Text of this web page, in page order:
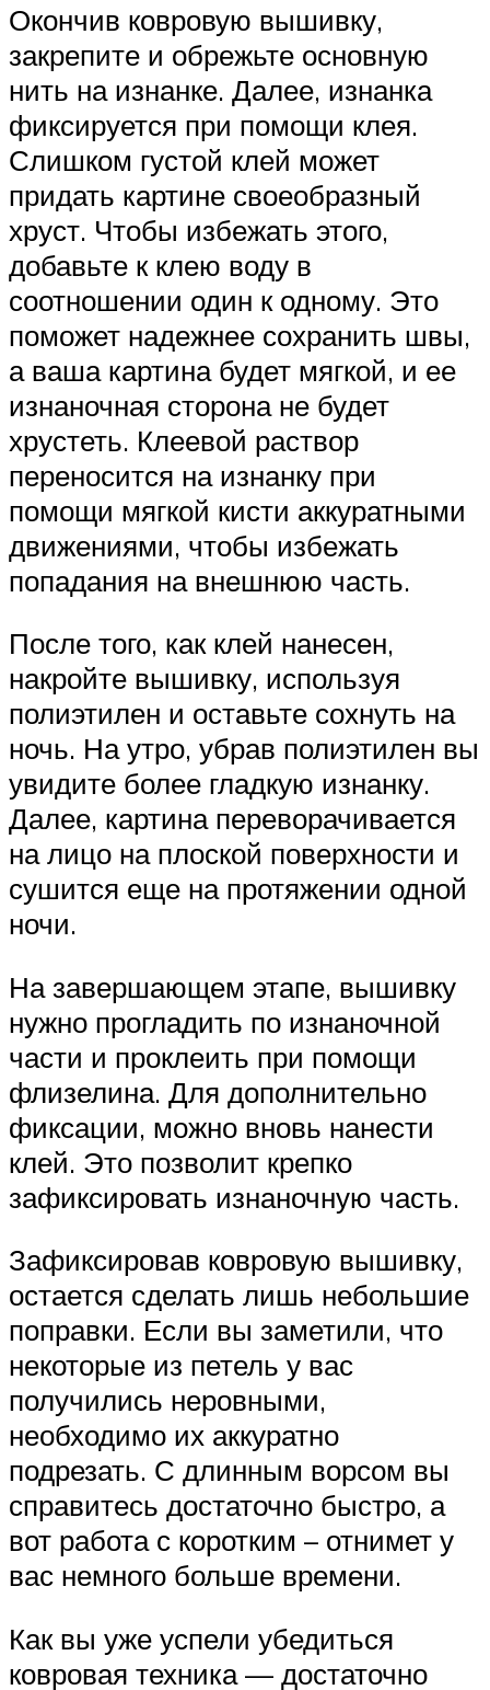
Окончив ковровую вышивку,
закрепите и обрежьте основную
нить на изнанке. Далее, изнанка
фиксируется при помощи клея.
Слишком густой клей может
придать картине своеобразный
хруст. Чтобы избежать этого,
добавьте к клею воду в
соотношении один к одному. Это
поможет надежнее сохранить швы,
а ваша картина будет мягкой, и ее
изнаночная сторона не будет
хрустеть. Клеевой раствор
переносится на изнанку при
помощи мягкой кисти аккуратными
движениями, чтобы избежать
попадания на внешнюю часть.
После того, как клей нанесен,
накройте вышивку, используя
полиэтилен и оставьте сохнуть на
ночь. На утро, убрав полиэтилен вы
увидите более гладкую изнанку.
Далее, картина переворачивается
на лицо на плоской поверхности и
сушится еще на протяжении одной
ночи.
На завершающем этапе, вышивку
нужно прогладить по изнаночной
части и проклеить при помощи
флизелина. Для дополнительно
фиксации, можно вновь нанести
клей. Это позволит крепко
зафиксировать изнаночную часть.
Зафиксировав ковровую вышивку,
остается сделать лишь небольшие
поправки. Если вы заметили, что
некоторые из петель у вас
получились неровными,
необходимо их аккуратно
подрезать. С длинным ворсом вы
справитесь достаточно быстро, а
вот работа с коротким – отнимет у
вас немного больше времени.
Как вы уже успели убедиться
ковровая техника — достаточно